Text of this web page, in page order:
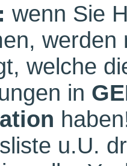
wenn Sie
werden
welche
in
u.U.